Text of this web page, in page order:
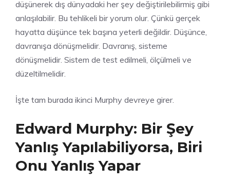
düşünerek dış dünyadaki her şey değiştirilebilirmiş gibi
anlaşılabilir. Bu tehlikeli bir yorum olur. Çünkü gerçek
hayatta düşünce tek başına yeterli değildir. Düşünce,
davranışa dönüşmelidir. Davranış, sisteme
dönüşmelidir. Sistem de test edilmeli, ölçülmeli ve
düzeltilmelidir.
İşte tam burada ikinci Murphy devreye girer.
Edward Murphy: Bir Şey
Yanlış Yapılabiliyorsa, Biri
Onu Yanlış Yapar